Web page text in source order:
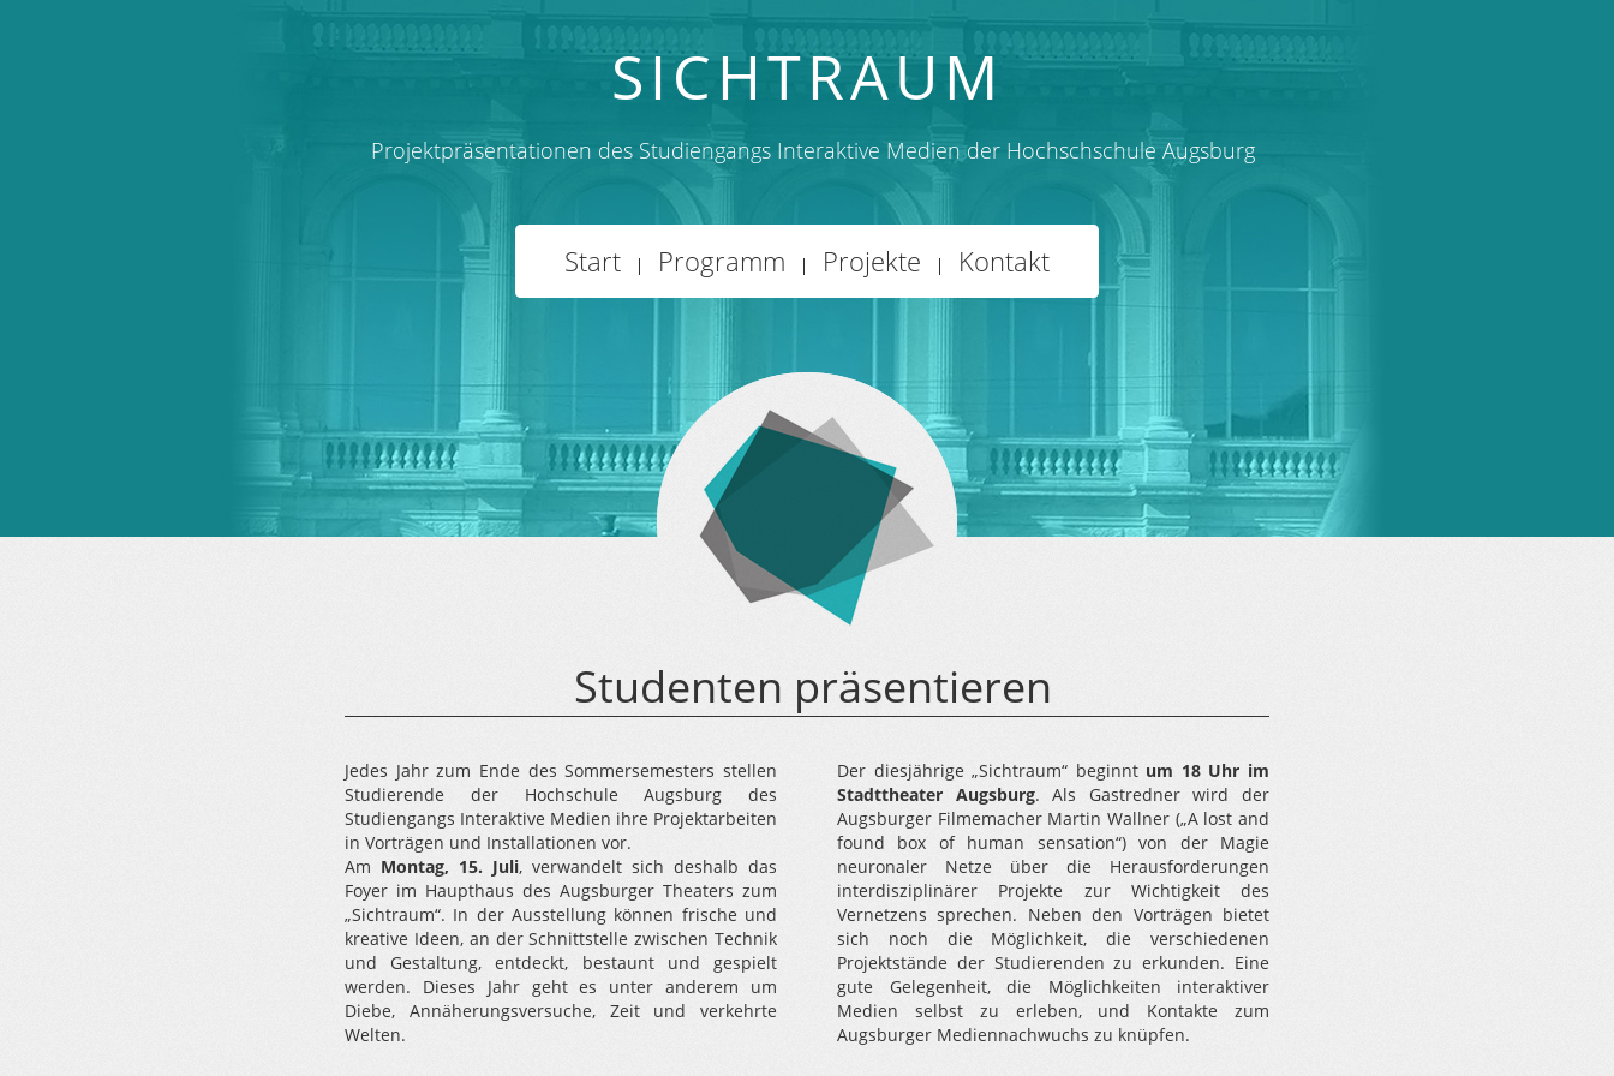
SICHTRAUM
Projektpräsentationen des Studiengangs Interaktive Medien der Hochschschule Augsburg
Start | Programm | Projekte | Kontakt
Studenten präsentieren
Jedes Jahr zum Ende des Sommersemesters stellen
Studierende der Hochschule Augsburg des
Studiengangs Interaktive Medien ihre Projektarbeiten
in Vorträgen und Installationen vor.
Am Montag, 15. Juli, verwandelt sich deshalb das
Foyer im Haupthaus des Augsburger Theaters zum
„Sichtraum“. In der Ausstellung können frische und
kreative Ideen, an der Schnittstelle zwischen Technik
und Gestaltung, entdeckt, bestaunt und gespielt
werden. Dieses Jahr geht es unter anderem um
Diebe, Annäherungsversuche, Zeit und verkehrte
Welten.
Der diesjährige „Sichtraum“ beginnt um 18 Uhr im
Stadttheater Augsburg. Als Gastredner wird der
Augsburger Filmemacher Martin Wallner („A lost and
found box of human sensation“) von der Magie
neuronaler Netze über die Herausforderungen
interdisziplinärer Projekte zur Wichtigkeit des
Vernetzens sprechen. Neben den Vorträgen bietet
sich noch die Möglichkeit, die verschiedenen
Projektstände der Studierenden zu erkunden. Eine
gute Gelegenheit, die Möglichkeiten interaktiver
Medien selbst zu erleben, und Kontakte zum
Augsburger Mediennachwuchs zu knüpfen.